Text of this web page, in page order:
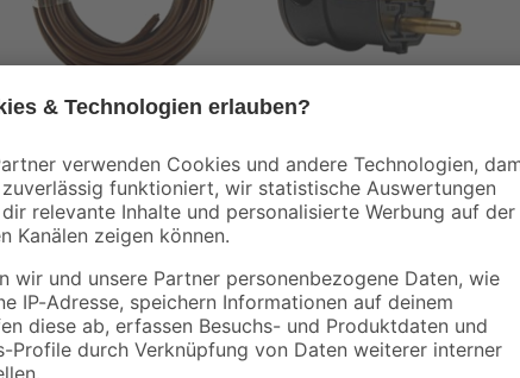
Schlauchleitung
H03VV-F3G 0,75 mm
10 m
8,99
0,90 € / Meter
Winkelstecker
schwarz